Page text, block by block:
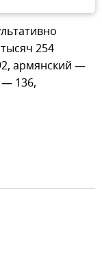
254
армянский —
— 136,